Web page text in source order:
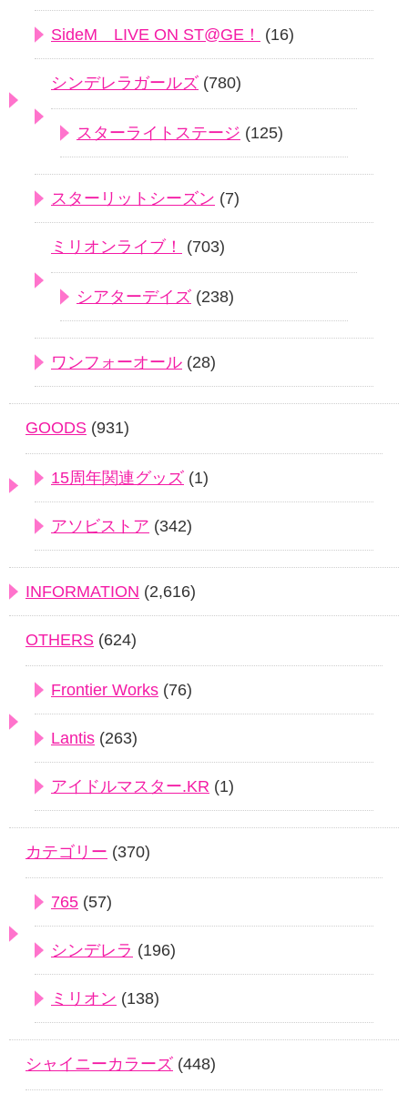
SideM LIVE ON ST@GE！ (16)
シンデレラガールズ (780)
スターライトステージ (125)
スターリットシーズン (7)
ミリオンライブ！ (703)
シアターデイズ (238)
ワンフォーオール (28)
GOODS (931)
15周年関連グッズ (1)
アソビストア (342)
INFORMATION (2,616)
OTHERS (624)
Frontier Works (76)
Lantis (263)
アイドルマスター.KR (1)
カテゴリー (370)
765 (57)
シンデレラ (196)
ミリオン (138)
シャイニーカラーズ (448)